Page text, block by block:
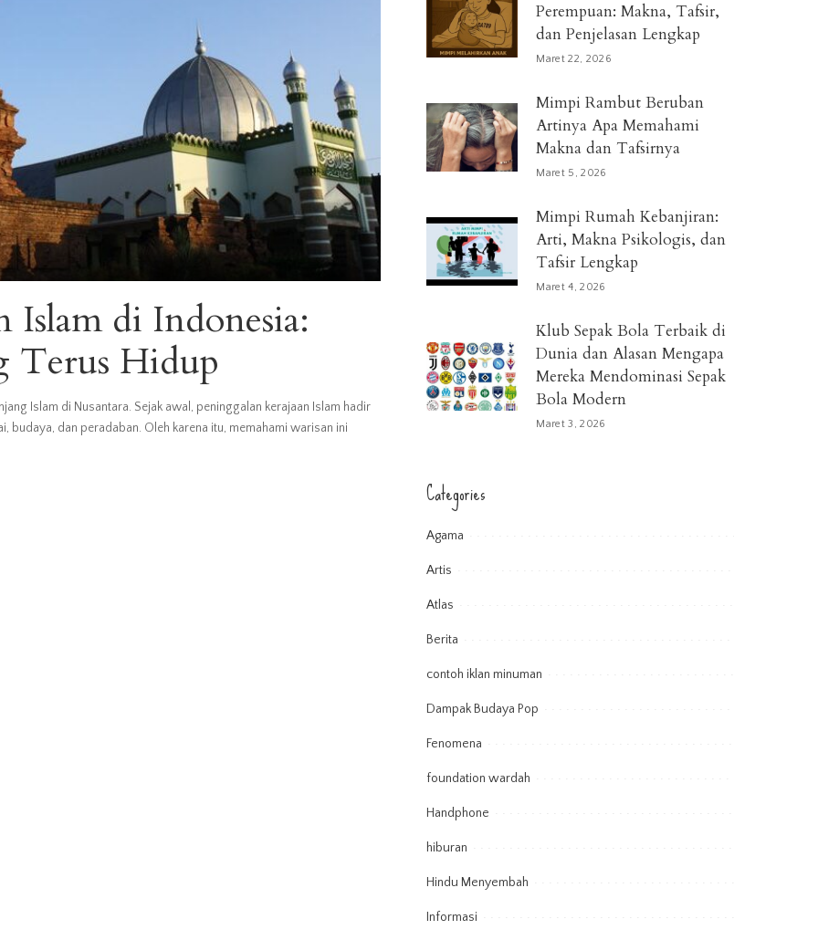
Islam di Indonesia:
Terus Hidup
Islam di Nusantara. Sejak awal, peninggalan kerajaan Islam hadir
budaya, dan peradaban. Oleh karena itu, memahami warisan ini
Perempuan: Makna, Tafsir,
dan Penjelasan Lengkap
Maret 22, 2026
Mimpi Rambut Beruban
Artinya Apa Memahami
Makna dan Tafsirnya
Maret 5, 2026
Mimpi Rumah Kebanjiran:
Arti, Makna Psikologis, dan
Tafsir Lengkap
Maret 4, 2026
Klub Sepak Bola Terbaik di
Dunia dan Alasan Mengapa
Mereka Mendominasi Sepak
Bola Modern
Maret 3, 2026
Categories
Agama
Artis
Atlas
Berita
contoh iklan minuman
Dampak Budaya Pop
Fenomena
foundation wardah
Handphone
hiburan
Hindu Menyembah
Informasi